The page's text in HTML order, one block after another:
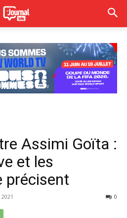
Assimi Goïta :
et les
précisent
0